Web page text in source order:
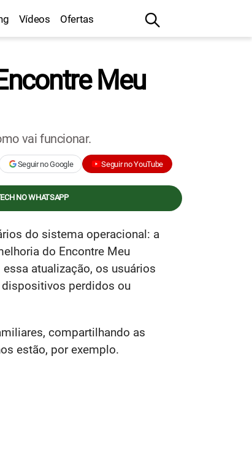
Vídeos Ofertas
Meu
vai funcionar.
Seguir no Google Seguir no YouTube
NO WHATSAPP
do sistema operacional: a
do Encontre Meu
atualização, os usuários
perdidos ou
compartilhando as
estão, por exemplo.